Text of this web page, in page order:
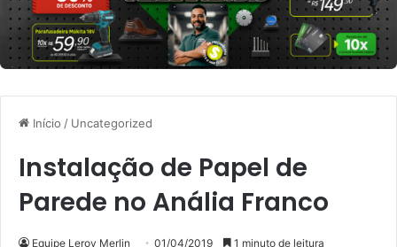
Início / Uncategorized
Instalação de Papel de
Parede no Anália Franco
Equipe Leroy Merlin 01/04/2019 1 minuto de leitura